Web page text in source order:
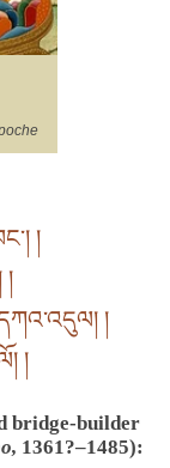
།
།
།
bridge-builder
1361?–1485):